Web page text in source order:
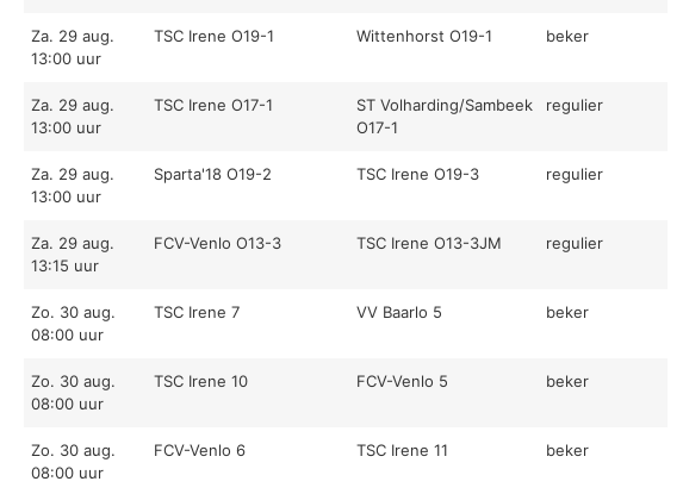
Za. 29 aug.
13:00 uur
TSC Irene O19-1 Wittenhorst O19-1 beker
Za. 29 aug.
13:00 uur
TSC Irene O17-1
ST Volharding/Sambeek
O17-1
regulier
Za. 29 aug.
13:00 uur
Sparta'18 O19-2 TSC Irene O19-3 regulier
Za. 29 aug.
13:15 uur
FCV-Venlo O13-3 TSC Irene O13-3JM regulier
Zo. 30 aug.
08:00 uur
TSC Irene 7 VV Baarlo 5 beker
Zo. 30 aug.
08:00 uur
TSC Irene 10 FCV-Venlo 5 beker
Zo. 30 aug.
08:00 uur
FCV-Venlo 6 TSC Irene 11 beker